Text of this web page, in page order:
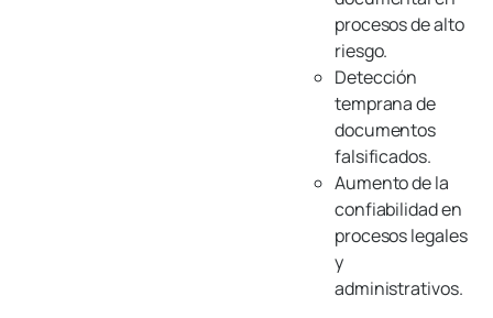
procesos de alto
riesgo.
Detección
temprana de
documentos
falsificados.
Aumento de la
confiabilidad en
procesos legales
y
administrativos.